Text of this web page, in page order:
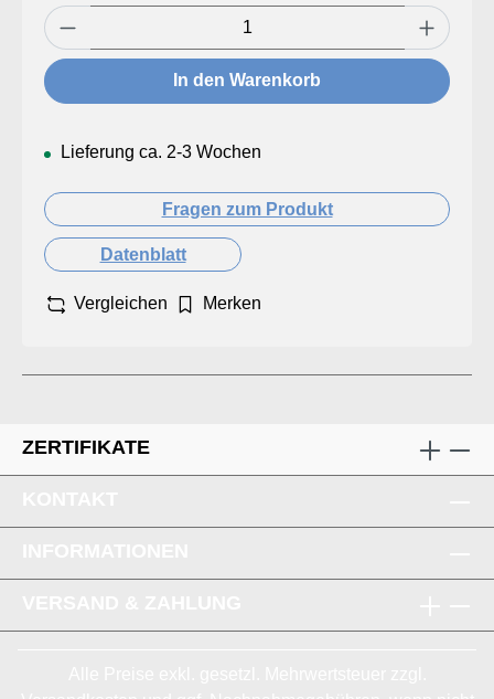
Produkt Anzahl: Gib den gewünschten
In den Warenkorb
Lieferung ca. 2-3 Wochen
Fragen zum Produkt
Datenblatt
Vergleichen Merken
ZERTIFIKATE